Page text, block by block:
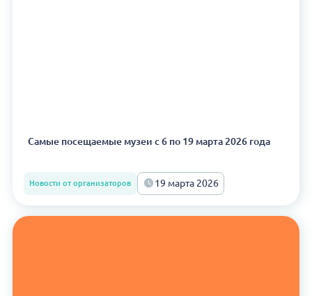
Самые посещаемые музеи с 6 по 19 марта 2026 года
Новости от организаторов 19 марта 2026